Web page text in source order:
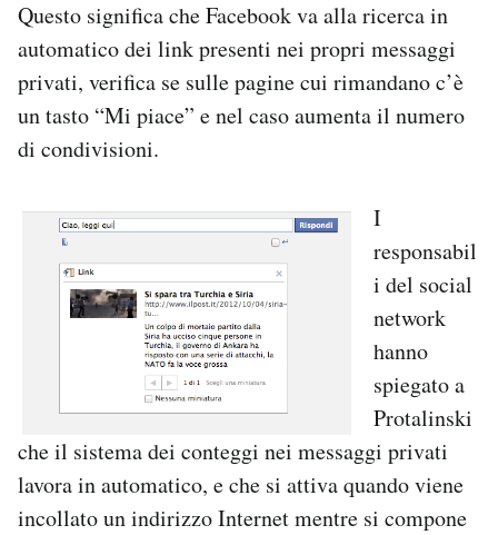
Questo significa che Facebook va alla ricerca in
automatico dei link presenti nei propri messaggi
privati, verifica se sulle pagine cui rimandano c’è
un tasto “Mi piace” e nel caso aumenta il numero
di condivisioni.
I
responsabil
i del social
network
hanno
spiegato a
Protalinski
che il sistema dei conteggi nei messaggi privati
lavora in automatico, e che si attiva quando viene
incollato un indirizzo Internet mentre si compone